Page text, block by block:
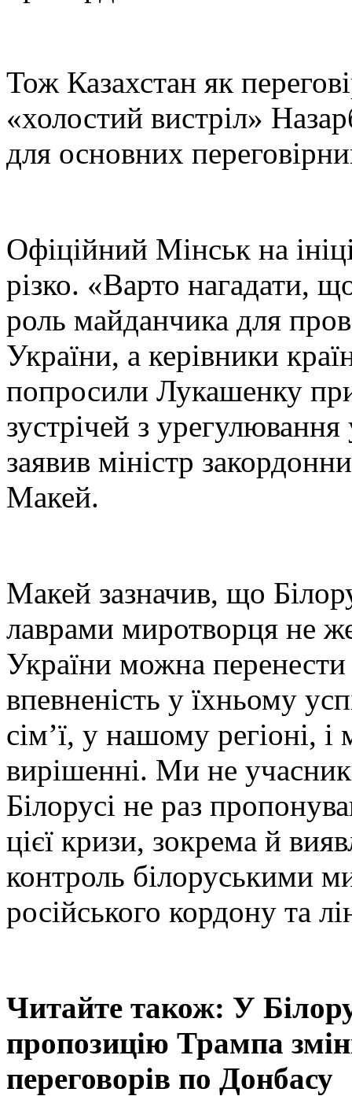
Тож Казахстан як
«холостий вистріл»
для основних
Офіційний Мінськ на
різко. «Варто нагадати,
роль майданчика для
України, а керівники
попросили Лукашенку
зустрічей з
заявив міністр
Макей.
Макей зазначив, що
лаврами миротворця не
України можна
впевненість у їхньому
сім’ї, у нашому регіоні,
вирішенні. Ми не
Білорусі не раз
цієї кризи, зокрема й
контроль білоруськими
російського кордону та
Читайте також: У
пропозицію Трампа
переговорів по Донбасу